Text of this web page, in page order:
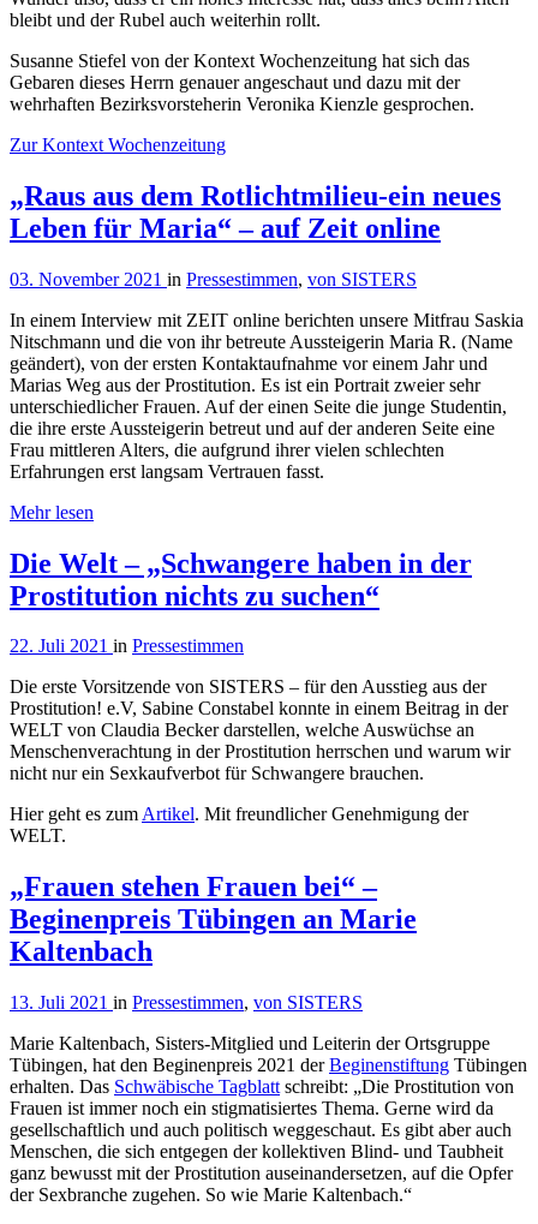
bleibt und der Rubel auch weiterhin rollt.
Susanne Stiefel von der Kontext Wochenzeitung hat sich das
Gebaren dieses Herrn genauer angeschaut und dazu mit der
wehrhaften Bezirksvorsteherin Veronika Kienzle gesprochen.
Zur Kontext Wochenzeitung
„Raus aus dem Rotlichtmilieu-ein neues
Leben für Maria“ – auf Zeit online
03. November 2021 in Pressestimmen, von SISTERS
In einem Interview mit ZEIT online berichten unsere Mitfrau Saskia
Nitschmann und die von ihr betreute Aussteigerin Maria R. (Name
geändert), von der ersten Kontaktaufnahme vor einem Jahr und
Marias Weg aus der Prostitution. Es ist ein Portrait zweier sehr
unterschiedlicher Frauen. Auf der einen Seite die junge Studentin,
die ihre erste Aussteigerin betreut und auf der anderen Seite eine
Frau mittleren Alters, die aufgrund ihrer vielen schlechten
Erfahrungen erst langsam Vertrauen fasst.
Mehr lesen
Die Welt – „Schwangere haben in der
Prostitution nichts zu suchen“
22. Juli 2021 in Pressestimmen
Die erste Vorsitzende von SISTERS – für den Ausstieg aus der
Prostitution! e.V, Sabine Constabel konnte in einem Beitrag in der
WELT von Claudia Becker darstellen, welche Auswüchse an
Menschenverachtung in der Prostitution herrschen und warum wir
nicht nur ein Sexkaufverbot für Schwangere brauchen.
Hier geht es zumArtikel. Mit freundlicher Genehmigung der
WELT.
„Frauen stehen Frauen bei“ –
Beginenpreis Tübingen an Marie
Kaltenbach
13. Juli 2021 in Pressestimmen, von SISTERS
Marie Kaltenbach, Sisters-Mitglied und Leiterin der Ortsgruppe
Tübingen, hat den Beginenpreis 2021 derBeginenstiftung Tübingen
erhalten. Das Schwäbische Tagblatt schreibt: „Die Prostitution von
Frauen ist immer noch ein stigmatisiertes Thema. Gerne wird da
gesellschaftlich und auch politisch weggeschaut. Es gibt aber auch
Menschen, die sich entgegen der kollektiven Blind- und Taubheit
ganz bewusst mit der Prostitution auseinandersetzen, auf die Opfer
der Sexbranche zugehen. So wie Marie Kaltenbach.“